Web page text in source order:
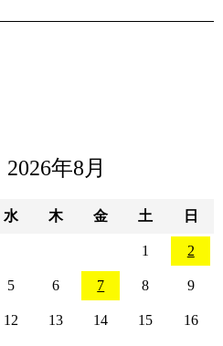
2026年8月
水 木 金 土 日
1 2
5 6 7 8 9
12 13 14 15 16